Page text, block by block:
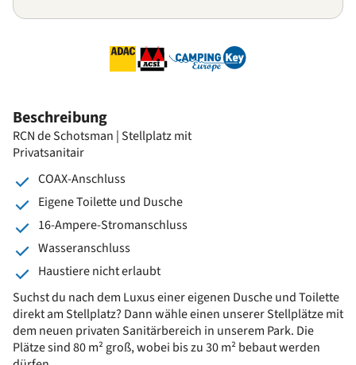
Beschreibung
RCN de Schotsman | Stellplatz mit
Privatsanitair
COAX-Anschluss
Eigene Toilette und Dusche
16-Ampere-Stromanschluss
Wasseranschluss
Haustiere nicht erlaubt
Suchst du nach dem Luxus einer eigenen Dusche und Toilette
direkt am Stellplatz? Dann wähle einen unserer Stellplätze mit
dem neuen privaten Sanitärbereich in unserem Park. Die
Plätze sind 80 m² groß, wobei bis zu 30 m² bebaut werden